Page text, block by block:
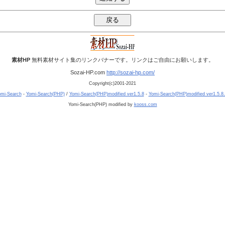
素材HP無料素材サイト集のリンクバナーです。リンクはご自由にお願いします。
Sozai-HP.com http://sozai-hp.com/
Copyright(c)2001-2021
Search- Yomi-Search(PHP)/ Yomi-Search(PHP)modified ver1.5.8- Yomi-Search(PHP)modified
Yomi-Search(PHP) modified by kooss.com